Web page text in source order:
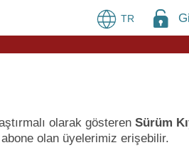
TR
olarak gösteren Sürüm
olan üyelerimiz erişebilir.